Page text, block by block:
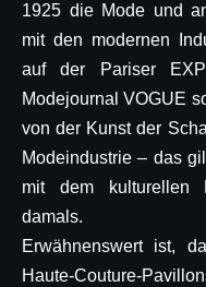
1925 die Mode und
mit den modernen
auf der Pariser
Modejournal VOGUE
von der Kunst der
Modeindustrie – das
mit dem kulturellen
damals.
Erwähnenswert ist,
Haute-Couture-